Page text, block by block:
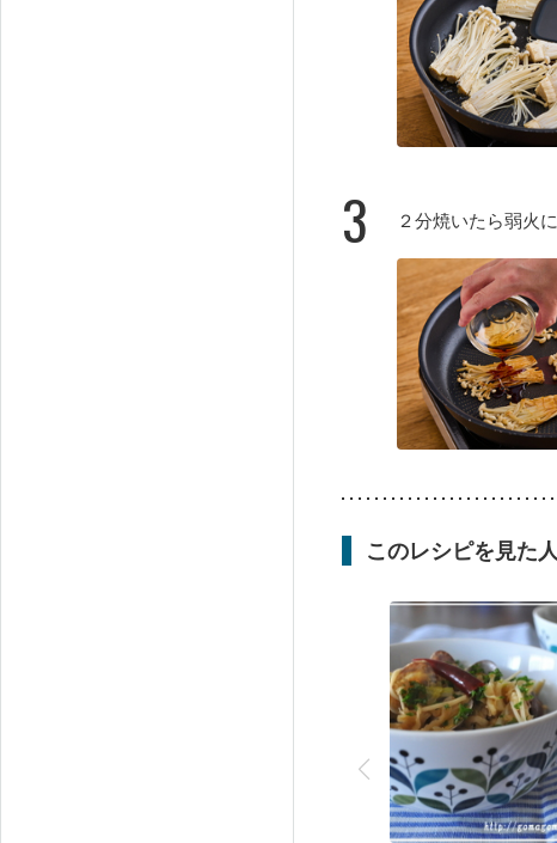
3 ２分焼いたら弱火
このレシピを見た